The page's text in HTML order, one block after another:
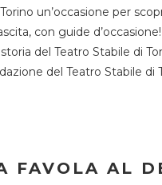
un’occasione per
con guide
del Teatro Stabile di
del Teatro Stabile
FAVOLA AL